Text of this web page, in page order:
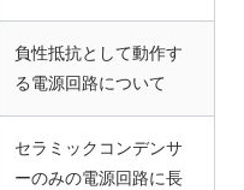
負性抵抗として動作す
る電源回路について
セラミックコンデンサ
ーのみの電源回路に長